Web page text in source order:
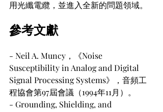
用光纖電纜，並進入全新的問題領域。
參考文獻
- Neil A. Muncy，《Noise
Susceptibility in Analog and Digital
Signal Processing Systems》，音頻工
程協會第97屆會議（1994年11月）。
- Grounding, Shielding, and